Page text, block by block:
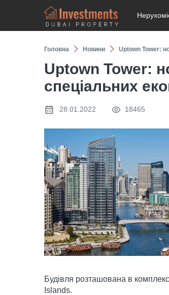
Головна Новини Uptown Tower:
Uptown Tower:
спеціальних
28.01.2022 18465
Будівля розташована в
Islands.